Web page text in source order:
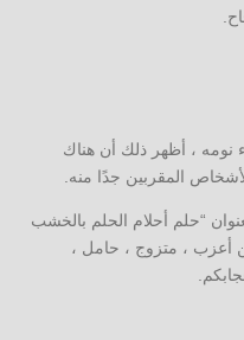
نومه ، أظهر ذلك أن هناك
المقربين جدًا منه.
“حلم أحلام الحلم بالخشب
أعزب ، متزوج ، حامل ،